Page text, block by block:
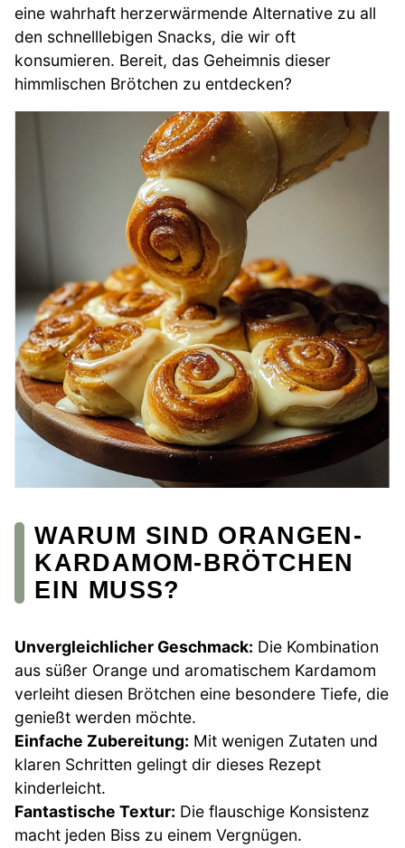
eine wahrhaft herzerwärmende Alternative zu all
den schnelllebigen Snacks, die wir oft
konsumieren. Bereit, das Geheimnis dieser
himmlischen Brötchen zu entdecken?
WARUM SIND ORANGEN-
KARDAMOM-BRÖTCHEN
EIN MUSS?
Unvergleichlicher Geschmack: Die Kombination
aus süßer Orange und aromatischem Kardamom
verleiht diesen Brötchen eine besondere Tiefe, die
genießt werden möchte.
Einfache Zubereitung: Mit wenigen Zutaten und
klaren Schritten gelingt dir dieses Rezept
kinderleicht.
Fantastische Textur: Die flauschige Konsistenz
macht jeden Biss zu einem Vergnügen.